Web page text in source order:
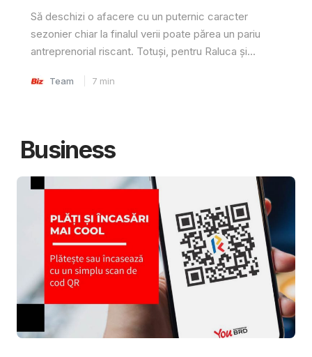
Să deschizi o afacere cu un puternic caracter
sezonier chiar la finalul verii poate părea un pariu
antreprenorial riscant. Totuși, pentru Raluca și...
Team 7 min
Business